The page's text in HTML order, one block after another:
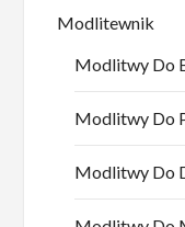
Modlitewnik
Modlitwy Do
Modlitwy Do
Modlitwy Do